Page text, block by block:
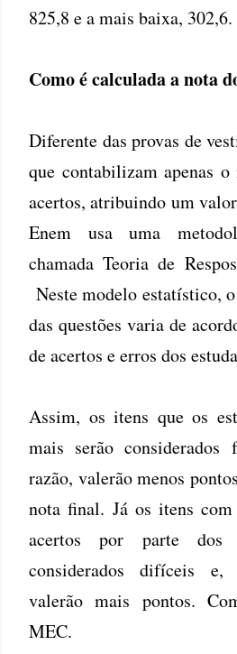
825,8 e a mais baixa, 302,6.
Como é calculada a nota
Diferente das provas de
que contabilizam apenas
acertos, atribuindo um
Enem usa uma
chamada Teoria de
Neste modelo estatístico,
das questões varia de
de acertos e erros dos
Assim, os itens que os
mais serão considerados
razão, valerão menos
nota final. Já os itens
acertos por parte dos
considerados difíceis
valerão mais pontos.
MEC.